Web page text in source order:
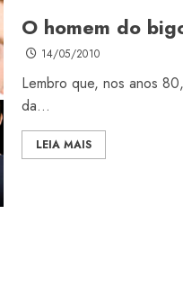
O homem do
14/05/2010
Lembro que, nos anos
da...
LEIA MAIS